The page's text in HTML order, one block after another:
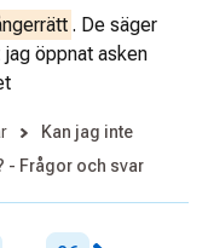
. De säger
öppnat asken
Kan jag inte
- Frågor och svar